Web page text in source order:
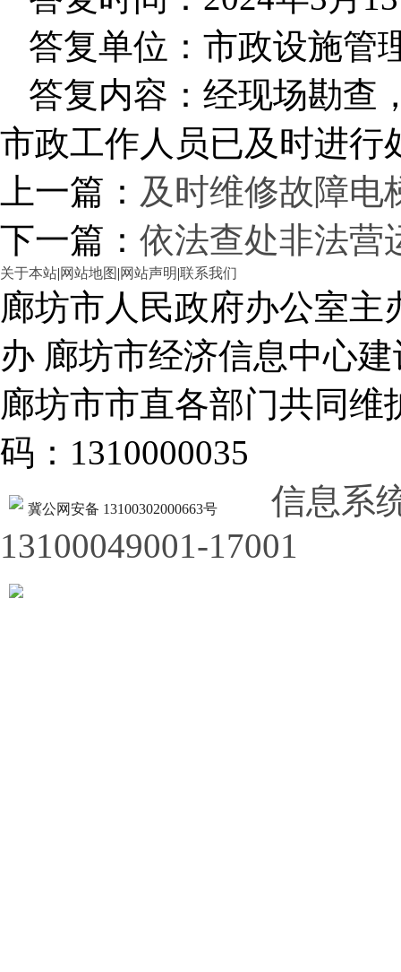
答复单位：市政设施管
答复内容：经现场勘查
市政工作人员已及时进行
上一篇： 及时维修故障电
下一篇： 依法查处非法营
关于本站|网站地图 |网站声明|联系我们
廊坊市人民政府办公室
办 廊坊市经济信息中心建
廊坊市市直各部门共同
码：1310000035
冀公网安备 13100302000663号
信息系
13100049001-17001